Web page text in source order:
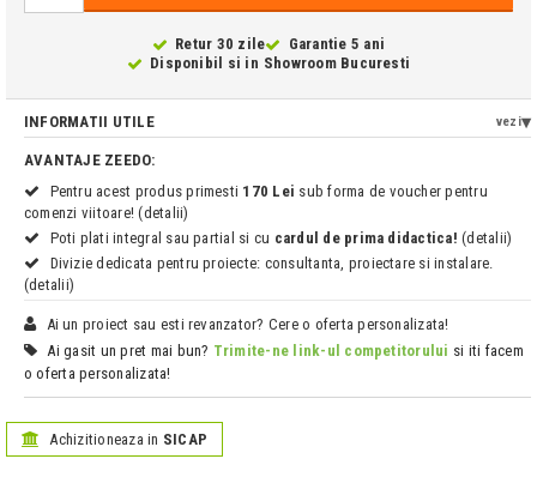
Retur 30 zile
Garantie 5 ani
Disponibil si in Showroom Bucuresti
INFORMATII UTILE vezi
AVANTAJE ZEEDO:
Pentru acest produs primesti 170 Lei sub forma de voucher pentru
comenzi viitoare! (detalii)
Poti plati integral sau partial si cu cardul de prima didactica! (detalii)
Divizie dedicata pentru proiecte: consultanta, proiectare si instalare.
(detalii)
Ai un proiect sau esti revanzator? Cere o oferta personalizata!
Ai gasit un pret mai bun? Trimite-ne link-ul competitorului si iti facem
o oferta personalizata!
Achizitioneaza in SICAP